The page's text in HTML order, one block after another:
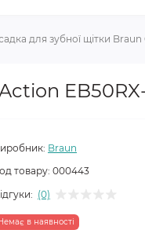
для зубної щітки
Braun
товару: 000443
(0)
Немає в наявності